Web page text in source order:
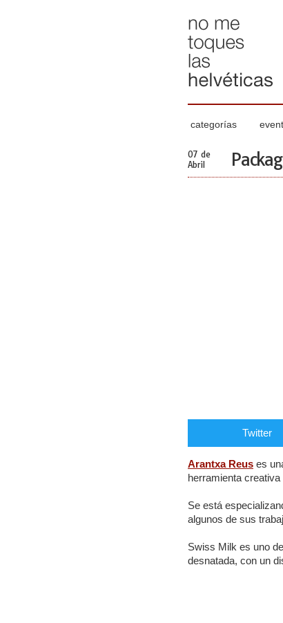
categorías
07 de
Abril
Twitter
Arantxa Reus es
herramienta
Se está
algunos de sus
Swiss Milk es uno
desnatada, con un